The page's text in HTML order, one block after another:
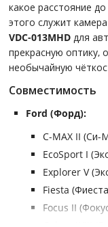
какое расстояние
этого служит
VDC-013MHD для
прекрасную оптику,
необычайную
Совместимость
Ford (Форд):
C-MAX II (Си-
EcoSport I
Explorer V
Fiesta
Focus II